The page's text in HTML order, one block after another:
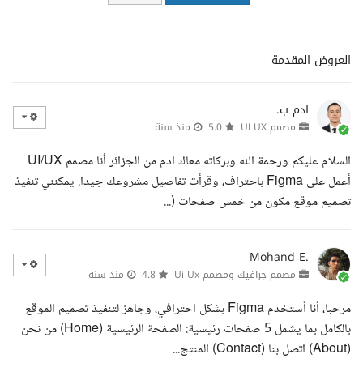
العروض المقدمة
ادم ب.
مصمم UI UX منذ سنة
السلام عليكم ورحمة الله وبركاته معاك ادم من الجزائر أنا مصمم UI/UX
أعمل على Figma باحتراف، وقرأت تفاصيل مشروعك جيدا. يمكنني تنفيذ
تصميم موقع مكون من خمس صفحات (...
Mohand E.
مصمم جرافيك ومصمم Ui Ux منذ سنة
مرحبا، أنا أستخدم Figma بشكل احترافي، وجاهز لتنفيذ تصميم الموقع
بالكامل بما يشمل 5 صفحات رئيسية: الصفحة الرئيسية (Home) من نحن
(About) اتصل بنا (Contact) المنتج...